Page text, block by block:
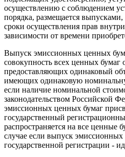
осуществлению с соблюдением
порядка, размещается
сроки осуществления прав
зависимости от времени
Выпуск эмиссионных ценных
совокупность всех ценных бумаг
предоставляющих одинаковый
имеющих одинаковую
если наличие номинальной
законодательством Российской
эмиссионных ценных бумаг
государственный
распространяется на все ценные
случае если выпуск
государственной регистрации -